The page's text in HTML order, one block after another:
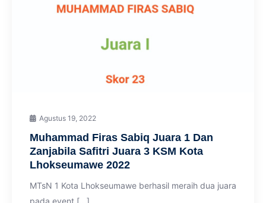
Agustus 19, 2022
Muhammad Firas Sabiq Juara 1 Dan
Zanjabila Safitri Juara 3 KSM Kota
Lhokseumawe 2022
MTsN 1 Kota Lhokseumawe berhasil meraih dua juara
pada event […]